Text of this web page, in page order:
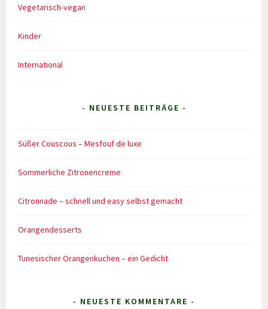
Vegetarisch-vegan
Kinder
International
- NEUESTE BEITRÄGE -
Süßer Couscous – Mesfouf de luxe
Sommerliche Zitronencreme
Citronnade – schnell und easy selbst gemacht
Orangendesserts
Tunesischer Orangenkuchen – ein Gedicht
- NEUESTE KOMMENTARE -